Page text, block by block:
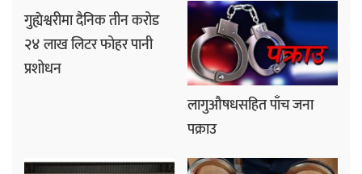
गुह्येश्वरीमा दैनिक तीन करोड
२४ लाख लिटर फोहर पानी
प्रशोधन
लागुऔषधसहित पाँच जना
पक्राउ